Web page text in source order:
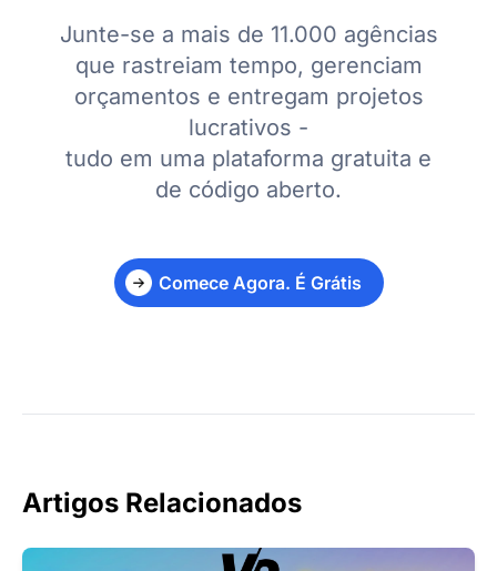
Junte-se a mais de 11.000 agências
que rastreiam tempo, gerenciam
orçamentos e entregam projetos
lucrativos -
tudo em uma plataforma gratuita e
de código aberto.
Comece Agora. É Grátis
Artigos Relacionados